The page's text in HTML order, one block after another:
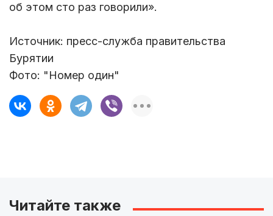
об этом сто раз говорили».
Источник: пресс-служба правительства
Бурятии
Фото: "Номер один"
Читайте также